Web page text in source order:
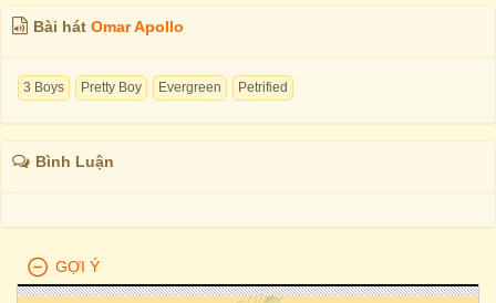
Bài hát Omar Apollo
3 Boys Pretty Boy Evergreen Petrified
Bình Luận
GỢI Ý